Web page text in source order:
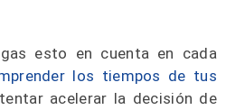
esto en cuenta en cada
los tiempos de tus
acelerar la decisión de